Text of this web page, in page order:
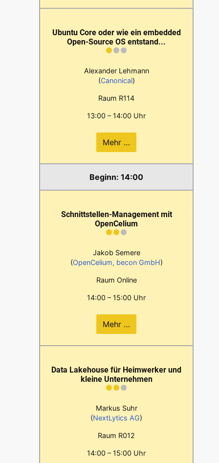
Ubuntu Core oder wie ein embedded
Open-Source OS entstand...
Alexander Lehmann
(Canonical)
Raum R114
13:00 – 14:00 Uhr
Mehr …
14:00
Schnittstellen-Management mit
OpenCelium
Jakob Semere
(OpenCelium, becon GmbH)
Raum Online
14:00 – 15:00 Uhr
Mehr …
Data Lakehouse für Heimwerker und
kleine Unternehmen
Markus Suhr
(NextLytics AG)
Raum R012
14:00 – 15:00 Uhr